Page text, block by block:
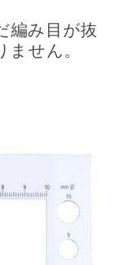
編み目が抜
せん。